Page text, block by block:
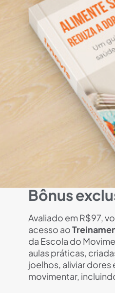
Bônus
Avaliado em R$97,
acesso ao
da Escola do
aulas práticas,
joelhos, aliviar dores
movimentar,